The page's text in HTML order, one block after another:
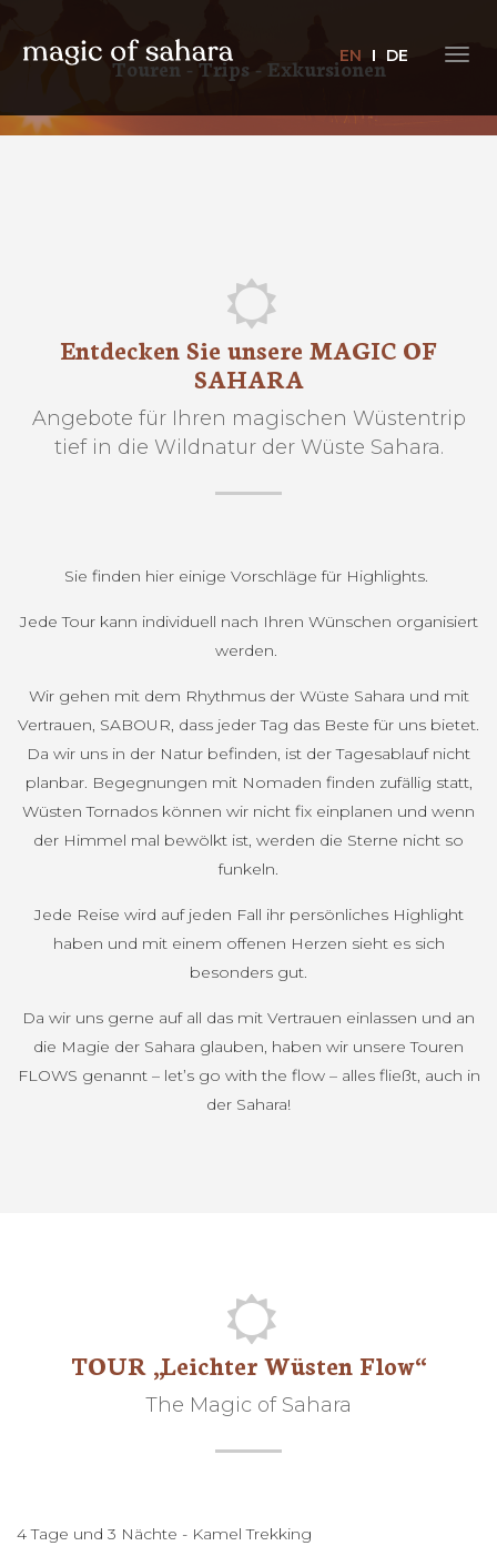
EN DE
Touren - Trips - Exkursionen
Entdecken Sie unsere MAGIC OF
SAHARA
Angebote für Ihren magischen Wüstentrip
tief in die Wildnatur der Wüste Sahara.
Sie finden hier einige Vorschläge für Highlights.
Jede Tour kann individuell nach Ihren Wünschen organisiert
werden.
Wir gehen mit dem Rhythmus der Wüste Sahara und mit
Vertrauen, SABOUR, dass jeder Tag das Beste für uns bietet.
Da wir uns in der Natur befinden, ist der Tagesablauf nicht
planbar. Begegnungen mit Nomaden finden zufällig statt,
Wüsten Tornados können wir nicht fix einplanen und wenn
der Himmel mal bewölkt ist, werden die Sterne nicht so
funkeln.
Jede Reise wird auf jeden Fall ihr persönliches Highlight
haben und mit einem offenen Herzen sieht es sich
besonders gut.
Da wir uns gerne auf all das mit Vertrauen einlassen und an
die Magie der Sahara glauben, haben wir unsere Touren
FLOWS genannt – let’s go with the flow – alles fließt, auch in
der Sahara!
TOUR „Leichter Wüsten Flow“
The Magic of Sahara
4 Tage und 3 Nächte - Kamel Trekking